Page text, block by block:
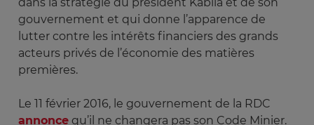
gouvernement et qui donne l’apparence de
lutter contre les intérêts financiers des grands
acteurs privés de l’économie des matières
premières.
Le 11 février 2016, le gouvernement de la RDC
annonce qu’il ne changera pas son Code Minier.